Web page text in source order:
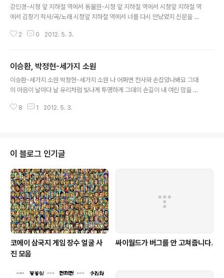
강민경-시청 앞 지하철 역에서 동물원-시청 앞 지하철 역에서 시청앞 지하철 역
에서 김창기 작사/곡/노래 시청앞 지하철 역에서 너를 다시 만났었지 신문을 사
때 넌 놀란 모습으로 음-- 너에게 다가가려 할 때에 난 누군가의 발을 밟았기에
리를 스쳐 지난 지금 너는 두 아이의 엄마라며 엷은 미소를 지었지 나의 생활을
물었을 때 나는 허탈한 어깨 짓으로 어딘가 있을 무언가를 아직 찾고 있다 했지
언젠가 우리 다시 만나는 날엔 빛나는 열매를 보여준다 했지 우리의 영혼에 깊
2 0 2012. 5. 3.
이승환, 박정현-세가지 소원
이승환-세가지 소원 박정현-세가지 소원 나 어쩌면 천사와 손잡았나봐요 그대
의 마음이 날마다 날 유리처럼 빛나게 투명하게 그대의 손길이 내 여린 맘을 스
서 첫번째 내 소원은 나없는 곳에서 아프지 말아요 언제라도 그대 지켜줄께요
요 지금 잡은 두 손 놓지 않을께요 먼 훗날 우리 둘 함께 되는 날 꼭 한날 한시 되
기를 약속해요 가사가 예쁘네. 나는 언제쯤 이런 노래를 불러줄 사람이 생길까?
그런 날이 오기나 할까? ..
8 1 2012. 5. 3.
이 블로그 인기글
코에이 삼국지 게임 장수 얼굴 사
진 모음
싸이월드가 버그를 안 고쳐줍니다.